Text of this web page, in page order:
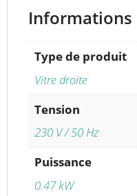
Type de produit
Vitre droite
Tension
230 V / 50 Hz
Puissance
0.47 kW